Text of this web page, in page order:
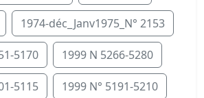
1974-déc_Janv1975_N° 2153
5170 1999 N 5266-5280
5115 1999 N° 5191-5210